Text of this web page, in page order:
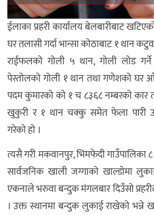
ईलाका प्रहरी कार्यालय बेलबारीबाट
घर तलासी गर्दा भान्सा कोठाबाट १ थान
राईफलको गोली ५ थान, गोली लोड
पेस्तोलको गोली १ थान तथा गणेशको घर
पदम कुमारको को १ च ८३६८ नम्बरको कार
खुकुरी र १ थान चक्कु समेत फेला पारी
गरेको हो ।
त्यसै गरी मकवानपुर, भिमफेदी गाउँपालिका
सार्वजनिक खाली जग्गाको खाल्डोमा
एकनाले भरुवा बन्दुक मंगलबार दिउँसो
। उक्त स्थानमा बन्दुक लुकाई राखेको भन्ने